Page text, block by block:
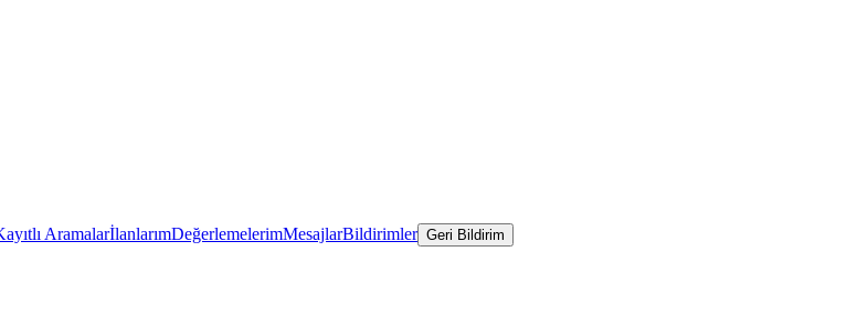
AramalarİlanlarımDeğerlemelerimMesajlarBildirimler Geri Bildirim